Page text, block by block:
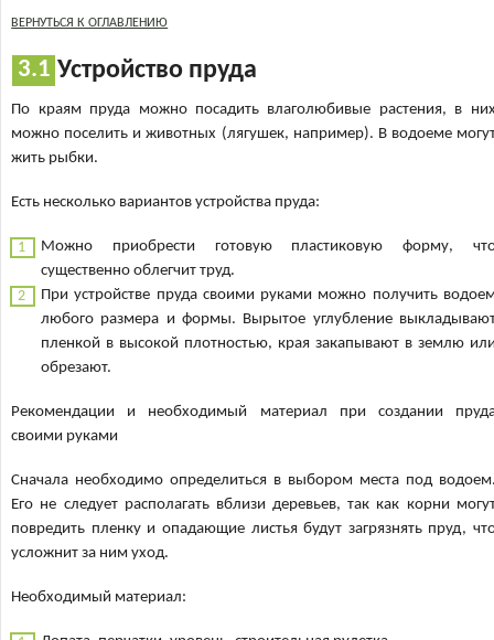
ВЕРНУТЬСЯ К ОГЛАВЛЕНИЮ
Устройство пруда
По краям пруда можно посадить влаголюбивые растения, в
можно поселить и животных (лягушек, например). В водоеме
жить рыбки.
Есть несколько вариантов устройства пруда:
Можно приобрести готовую пластиковую форму,
существенно облегчит труд.
При устройстве пруда своими руками можно получить
любого размера и формы. Вырытое углубление
пленкой в высокой плотностью, края закапывают в землю
обрезают.
Рекомендации и необходимый материал при создании
своими руками
Сначала необходимо определиться в выбором места под
Его не следует располагать вблизи деревьев, так как корни
повредить пленку и опадающие листья будут загрязнять пруд,
усложнит за ним уход.
Необходимый материал: